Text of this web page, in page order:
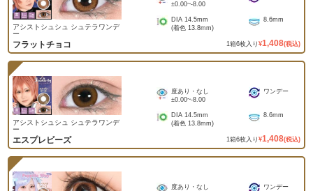
アシストシュシュ シュテラワンデ
ー
フラットチョコ
±0.00~-8.00
DIA 14.5mm
(着色 13.8mm)
8.6mm
1箱6枚入り ¥1,408(税込)
アシストシュシュ シュテラワンデ
ー
エスプレビーズ
度あり・なし
±0.00~-8.00
ワンデー
DIA 14.5mm
(着色 13.8mm)
8.6mm
1箱6枚入り ¥1,408(税込)
度あり・なし
ワンデー